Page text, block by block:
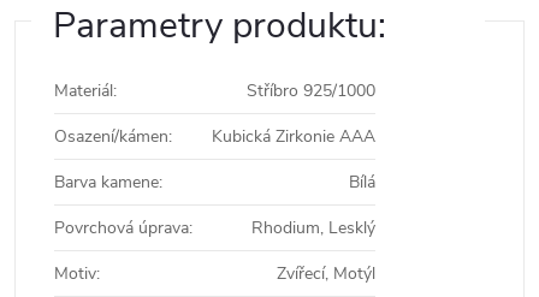
Parametry produktu:
Materiál:
Stříbro 925/1000
Osazení/kámen:
Kubická Zirkonie AAA
Barva kamene:
Bílá
Povrchová úprava:
Rhodium, Lesklý
Motiv: Zvířecí, Motýl